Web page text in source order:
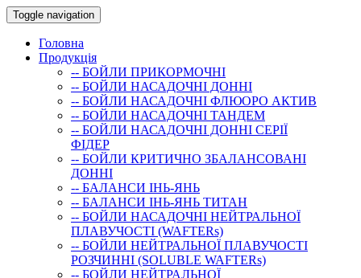
Toggle navigation
Головна
Продукція
-- БОЙЛИ ПРИКОРМОЧНI
-- БОЙЛИ НАСАДОЧНI ДОННI
-- БОЙЛИ НАСАДОЧНІ ФЛЮОРО АКТИВ
-- БОЙЛИ НАСАДОЧНІ ТАНДЕМ
-- БОЙЛИ НАСАДОЧНI ДОННI СЕРIÏ
ФIДЕР
-- БОЙЛИ КРИТИЧНО ЗБАЛАНСОВАНІ
ДОННІ
-- БАЛАНСИ ІНЬ-ЯНЬ
-- БАЛАНСИ ІНЬ-ЯНЬ ТИТАН
-- БОЙЛИ НАСАДОЧНI НЕЙТРАЛЬНОÏ
ПЛАВУЧОСТI (WAFTERs)
-- БОЙЛИ НЕЙТРАЛЬНОЇ ПЛАВУЧОСТІ
РОЗЧИННІ (SOLUBLE WAFTERs)
-- БОЙЛИ НЕЙТРАЛЬНОЇ